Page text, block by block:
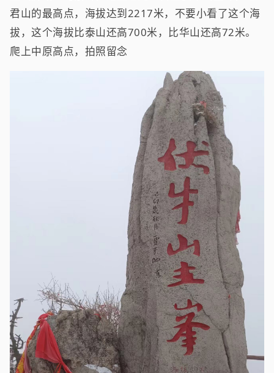
君山的最高点，海拔达到2217米，不要小看了这个海
拔，这个海拔比泰山还高700米，比华山还高72米。
爬上中原高点，拍照留念